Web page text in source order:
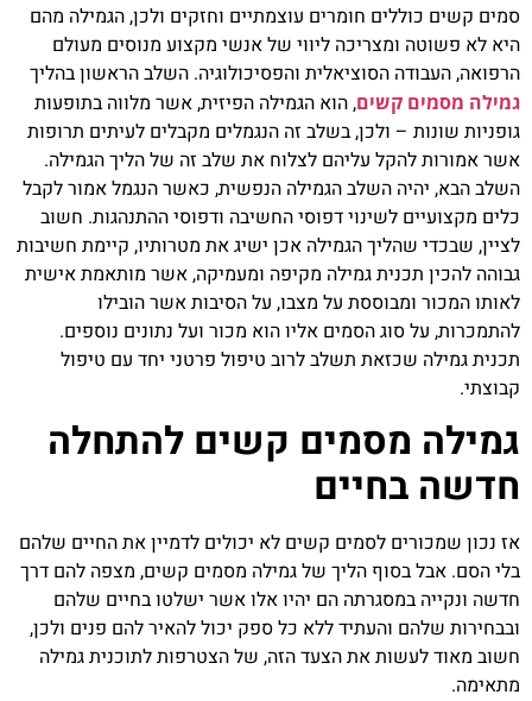
סמים קשים כוללים חומרים עוצמתיים וחזקים ולכן, הגמילה מהם
היא לא פשוטה ומצריכה ליווי של אנשי מקצוע מנוסים מעולם
הרפואה, העבודה הסוציאלית והפסיכולוגיה. השלב הראשון בהליך
גמילה מסמים קשים, הוא הגמילה הפיזית, אשר מלווה בתופעות
גופניות שונות – ולכן, בשלב זה הנגמלים מקבלים לעיתים תרופות
אשר אמורות להקל עליהם לצלוח את שלב זה של הליך הגמילה.
השלב הבא, יהיה השלב הגמילה הנפשית, כאשר הנגמל אמור לקבל
כלים מקצועיים לשינוי דפוסי החשיבה ודפוסי ההתנהגות. חשוב
לציין, שבכדי שהליך הגמילה אכן ישיג את מטרותיו, קיימת חשיבות
גבוהה להכין תכנית גמילה מקיפה ומעמיקה, אשר מותאמת אישית
לאותו המכור ומבוססת על מצבו, על הסיבות אשר הובילו
להתמכרות, על סוג הסמים אליו הוא מכור ועל נתונים נוספים.
תכנית גמילה שכזאת תשלב לרוב טיפול פרטני יחד עם טיפול
קבוצתי.
גמילה מסמים קשים להתחלה
חדשה בחיים
אז נכון שמכורים לסמים קשים לא יכולים לדמיין את החיים שלהם
בלי הסם. אבל בסוף הליך של גמילה מסמים קשים, מצפה להם דרך
חדשה ונקייה במסגרתה הם יהיו אלו אשר ישלטו בחיים שלהם
ובבחירות שלהם והעתיד ללא כל ספק יכול להאיר להם פנים ולכן,
חשוב מאוד לעשות את הצעד הזה, של הצטרפות לתוכנית גמילה
מתאימה.